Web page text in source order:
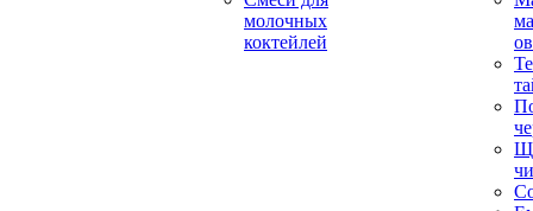
молочных
коктейлей